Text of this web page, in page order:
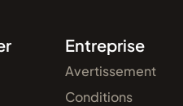
Entreprise
Avertissement
Conditions